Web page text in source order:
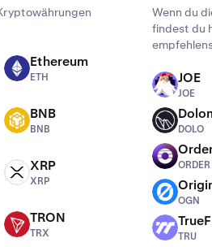
ETH Ethereum
ETH
BNB BNB
BNB
XRP XRP
XRP
TRX TRON
TRX
Wenn du
findest du
JOE JOE
JOE
DOLO
DOLO
ORDER
ORDER
OGN
OGN
TRU
TRU